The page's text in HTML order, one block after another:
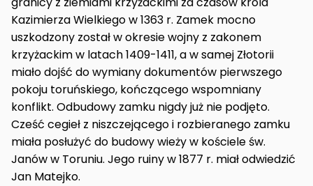
Kazimierza Wielkiego w 1363 r. Zamek mocno
uszkodzony został w okresie wojny z zakonem
krzyżackim w latach 1409-1411, a w samej Złotorii
miało dojść do wymiany dokumentów pierwszego
pokoju toruńskiego, kończącego wspomniany
konflikt. Odbudowy zamku nigdy już nie podjęto.
Cześć cegieł z niszczejącego i rozbieranego zamku
miała posłużyć do budowy wieży w kościele św.
Janów w Toruniu. Jego ruiny w 1877 r. miał odwiedzić
Jan Matejko.